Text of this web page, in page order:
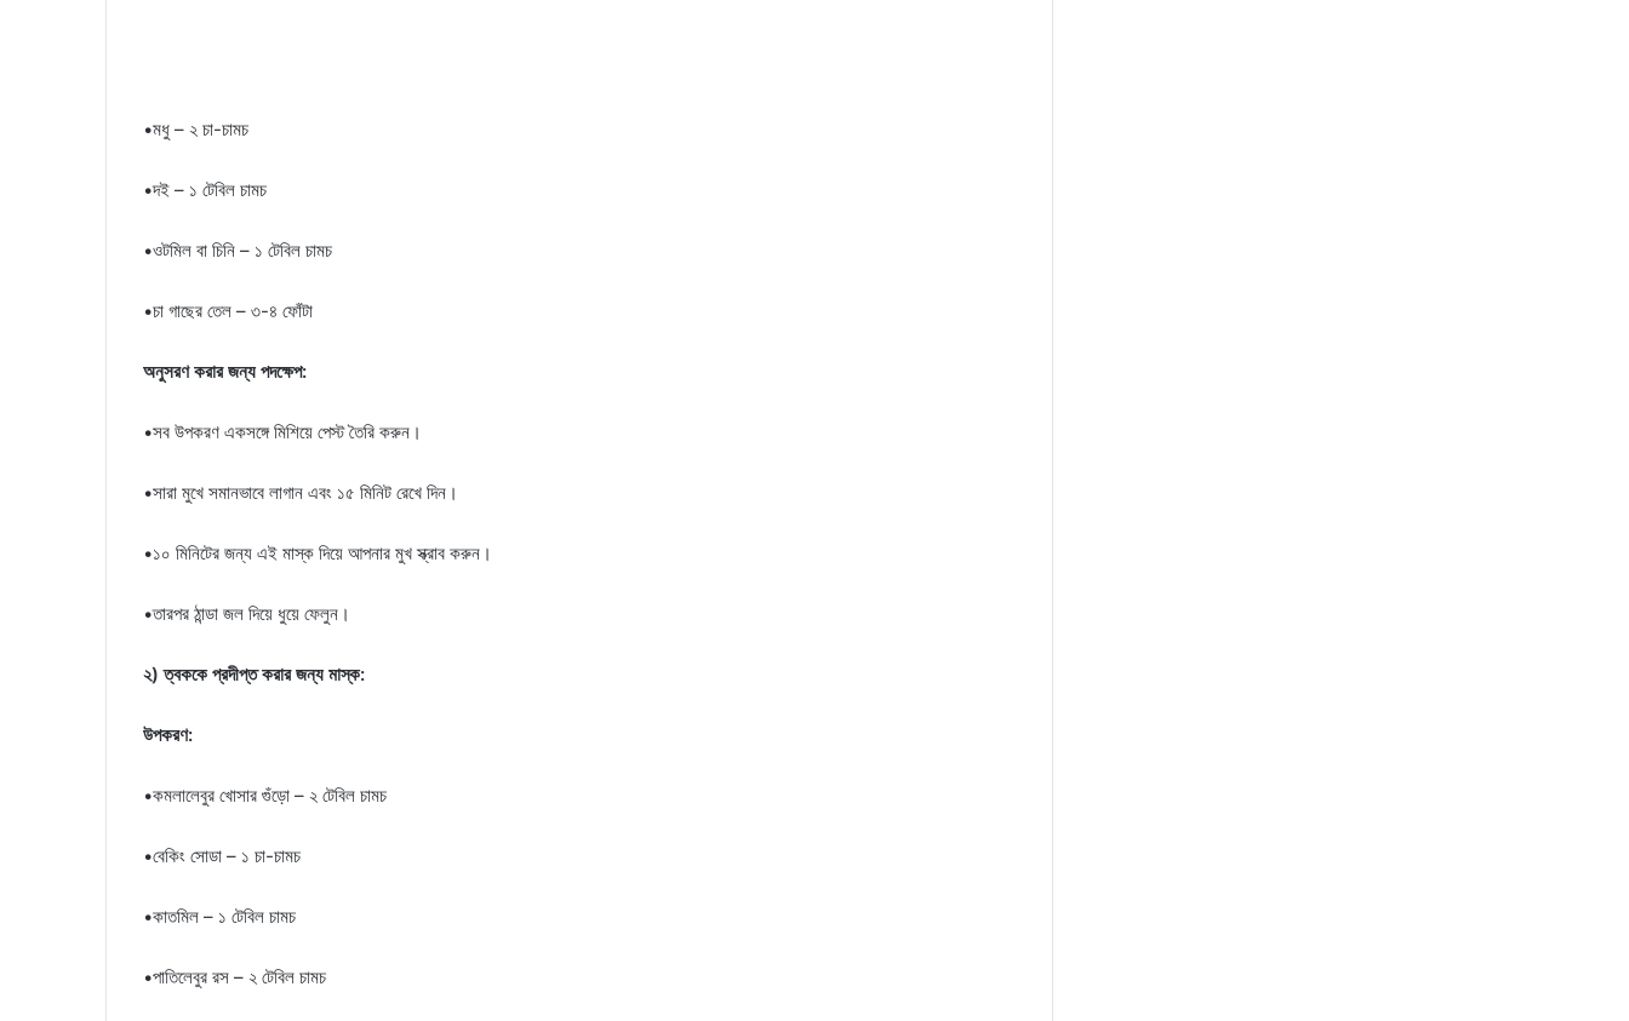
•মধু – ২ চা-চামচ
•দই – ১ টেবিল চামচ
•ওটমিল বা চিনি – ১ টেবিল চামচ
•চা গাছের তেল – ৩-৪ ফোঁটা
অনুসরণ করার জন্য পদক্ষেপ:
•সব উপকরণ একসঙ্গে মিশিয়ে পেস্ট তৈরি করুন।
•সারা মুখে সমানভাবে লাগান এবং ১৫ মিনিট রেখে দিন।
•১০ মিনিটের জন্য এই মাস্ক দিয়ে আপনার মুখ স্ক্রাব করুন।
•তারপর ঠান্ডা জল দিয়ে ধুয়ে ফেলুন।
২) ত্বককে প্রদীপ্ত করার জন্য মাস্ক:
উপকরণ:
•কমলালেবুর খোসার গুঁড়ো – ২ টেবিল চামচ
•বেকিং সোডা – ১ চা-চামচ
•কাতমিল – ১ টেবিল চামচ
•পাতিলেবুর রস – ২ টেবিল চামচ